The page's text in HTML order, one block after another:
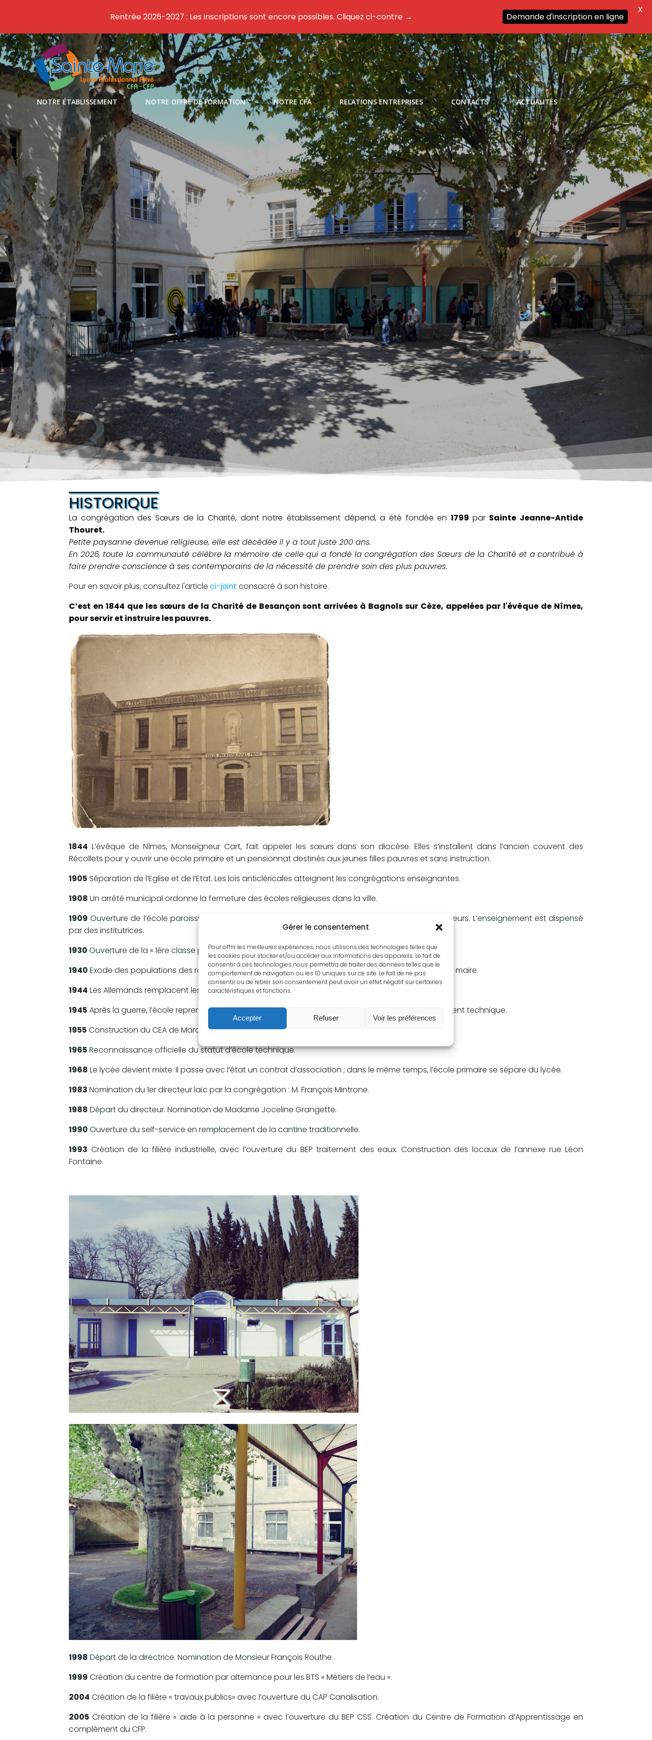
Gérer le consentement
Pour offrir les meilleures expériences, nous utilisons des technologies telles que
les cookies pour stocker et/ou accéder aux informations des appareils. Le fait de
consentir à ces technologies nous permettra de traiter des données telles que le
comportement de navigation ou les ID uniques sur ce site. Le fait de ne pas
consentir ou de retirer son consentement peut avoir un effet négatif sur certaines
caractéristiques et fonctions.
Accepter Refuser Voir les préférences
Aller
au
contenu
NOTRE ÉTABLISSEMENT NOTRE OFFRE DE FORMATION NOTRE CFA RELATIONS ENTREPRISES CONTACTS ACTUALITÉS
HISTORIQUE
La congrégation des Sœurs de la Charité, dont notre établissement dépend, a été fondée en 1799 par Sainte Jeanne-Antide
Thouret.
Petite paysanne devenue religieuse, elle est décédée il y a tout juste 200 ans.
En 2026, toute la communauté célèbre la mémoire de celle qui a fondé la congrégation des Sœurs de la Charité et a contribué à
faire prendre conscience à ses contemporains de la nécessité de prendre soin des plus pauvres.
Pour en savoir plus, consultez l'article ci-joint consacré à son histoire.
C’est en 1844 que les sœurs de la Charité de Besançon sont arrivées à Bagnols sur Cèze, appelées par l'évêque de Nîmes,
pour servir et instruire les pauvres.
1844 L’évêque de Nîmes, Monseigneur Cart, fait appeler les sœurs dans son diocèse. Elles s’installent dans l’ancien couvent des
Récollets pour y ouvrir une école primaire et un pensionnat destinés aux jeunes filles pauvres et sans instruction.
1905 Séparation de l’Eglise et de l’Etat. Les lois anticléricales atteignent les congrégations enseignantes.
1908 Un arrêté municipal ordonne la fermeture des écoles religieuses dans la ville.
1909 Ouverture de l’école paroissiale par le curé de Bagnols-sur-Cèze dans l’ancienne école des sœurs. L’enseignement est dispensé
par des institutrices.
1930 Ouverture de la « 1ére classe pratique ».
1940 Exode des populations des régions occupées. L’école doit être ouverte aux réfugiés sur ordre du maire.
1944 Les Allemands remplacent les réfugiés. Ils installent leur PC dans l’école.
1945 Après la guerre, l’école reprend une activité normale et développe progressivement l’enseignement technique.
1955 Construction du CEA de Marcoule, ce qui contribue à un nouvel essor de Bagnols et de l’école.
1965 Reconnaissance officielle du statut d’école technique.
1968 Le lycée devient mixte. Il passe avec l’état un contrat d’association ; dans le même temps, l’école primaire se sépare du lycée.
1983 Nomination du 1er directeur laïc par la congrégation : M. François Mintrone.
1988 Départ du directeur. Nomination de Madame Joceline Grangette.
1990 Ouverture du self-service en remplacement de la cantine traditionnelle.
1993 Création de la filière industrielle, avec l’ouverture du BEP traitement des eaux. Construction des locaux de l’annexe rue Léon
Fontaine.
1998 Départ de la directrice. Nomination de Monsieur François Routhe .
1999 Création du centre de formation par alternance pour les BTS « Métiers de l’eau ».
2004 Création de la filière « travaux publics» avec l’ouverture du CAP Canalisation.
2005 Création de la filière « aide à la personne » avec l’ouverture du BEP CSS. Création du Centre de Formation d’Apprentissage en
complément du CFP.
Rentrée 2026-2027 : Les inscriptions sont encore possibles. Cliquez ci-contre → Demande d'inscription en ligne
X